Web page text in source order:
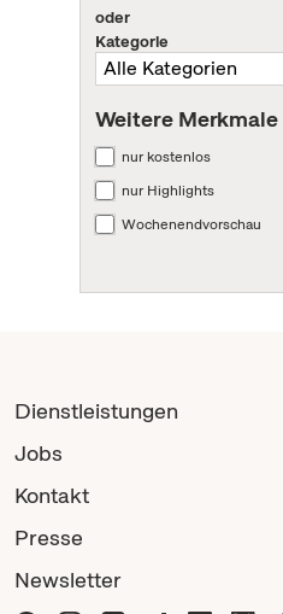
oder
Kategorie
Weitere Merkmale
nur kostenlos
nur Highlights
Wochenendvorschau
Dienstleistungen
Jobs
Kontakt
Presse
Newsletter